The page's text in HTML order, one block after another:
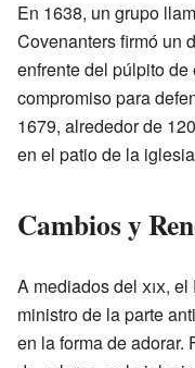
En 1638, un grupo
Covenanters firmó un
enfrente del púlpito
compromiso para
1679, alrededor de
en el patio de la
Cambios y
A mediados del xix, el
ministro de la parte
en la forma de adorar.